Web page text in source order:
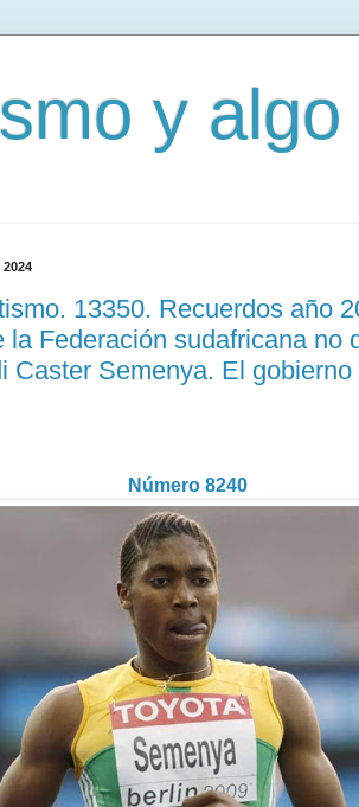
y algo
13350. Recuerdos año
la Federación sudafricana no
Caster Semenya. El
Número 8240